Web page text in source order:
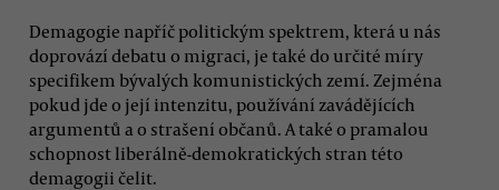
Demagogie napříč politickým spektrem, která u nás
doprovází debatu o migraci, je také do určité míry
specifikem bývalých komunistických zemí. Zejména
pokud jde o její intenzitu, používání zavádějících
argumentů a o strašení občanů. A také o pramalou
schopnost liberálně-demokratických stran této
demagogii čelit.